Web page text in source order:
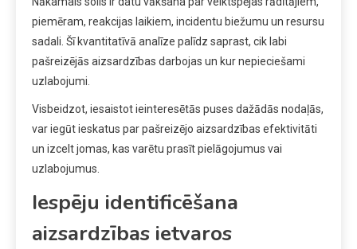
piemēram, reakcijas laikiem, incidentu biežumu un resursu
sadali. Šī kvantitatīvā analīze palīdz saprast, cik labi
pašreizējās aizsardzības darbojas un kur nepieciešami
uzlabojumi.
Visbeidzot, iesaistot ieinteresētās puses dažādās nodaļās,
var iegūt ieskatus par pašreizējo aizsardzības efektivitāti
un izcelt jomas, kas varētu prasīt pielāgojumus vai
uzlabojumus.
Iespēju identificēšana
aizsardzības ietvaros